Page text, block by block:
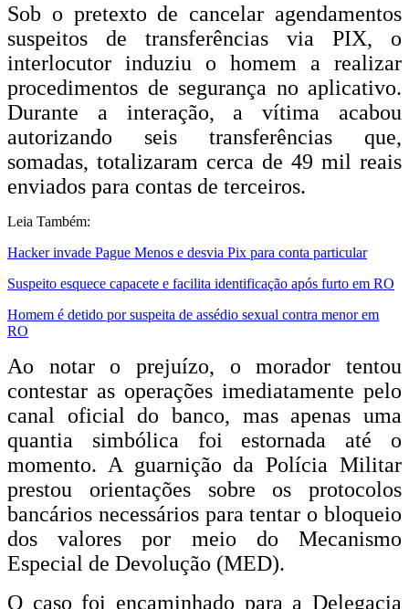
Sob o pretexto de cancelar agendamentos
suspeitos de transferências via PIX, o
interlocutor induziu o homem a realizar
procedimentos de segurança no aplicativo.
Durante a interação, a vítima acabou
autorizando seis transferências que,
somadas, totalizaram cerca de 49 mil reais
enviados para contas de terceiros.
Leia Também:
Hacker invade Pague Menos e desvia Pix para conta particular
Suspeito esquece capacete e facilita identificação após furto em RO
Homem é detido por suspeita de assédio sexual contra menor em
RO
Ao notar o prejuízo, o morador tentou
contestar as operações imediatamente pelo
canal oficial do banco, mas apenas uma
quantia simbólica foi estornada até o
momento. A guarnição da Polícia Militar
prestou orientações sobre os protocolos
bancários necessários para tentar o bloqueio
dos valores por meio do Mecanismo
Especial de Devolução (MED).
O caso foi encaminhado para a Delegacia